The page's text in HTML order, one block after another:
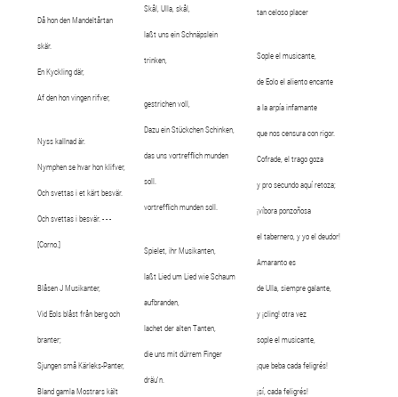
Då hon den Mandeltårtan
skär.
En Kyckling där,
Af den hon vingen rifver,
Nyss kallnad är.
Nymphen se hvar hon klifver,
Och svettas i et kärt besvär.
Och svettas i besvär. - - -
[Corno.]
Blåsen J Musikanter,
Vid Eols blåst från berg och
branter;
Sjungen små Kärleks-Panter,
Bland gamla Mostrars kält
Skål, Ulla, skål,
laßt uns ein Schnäpslein
trinken,
gestrichen voll,
Dazu ein Stückchen Schinken,
das uns vortrefflich munden
soll.
vortrefflich munden soll.
Spielet, ihr Musikanten,
laßt Lied um Lied wie Schaum
aufbranden,
lachet der alten Tanten,
die uns mit dürrem Finger
dräu'n.
tan celoso placer
Sople el musicante,
de Eolo el aliento encante
a la arpía infamante
que nos censura con rigor.
Cofrade, el trago goza
y pro secundo aquí retoza;
¡víbora ponzoñosa
el tabernero, y yo el deudor!
Amaranto es
de Ulla, siempre galante,
y ¡cling! otra vez
sople el musicante,
¡que beba cada feligrés!
¡sí, cada feligrés!